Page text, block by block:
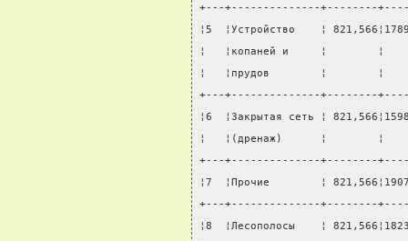
+---+--------------+--------
¦5  ¦Устройство    ¦
¦   ¦копаней и     ¦
¦   ¦прудов        ¦
+---+--------------+--------
¦6  ¦Закрытая сеть ¦
¦   ¦(дренаж)      ¦
+---+--------------+--------
¦7  ¦Прочие        ¦
+---+--------------+--------
¦8  ¦Лесополосы    ¦